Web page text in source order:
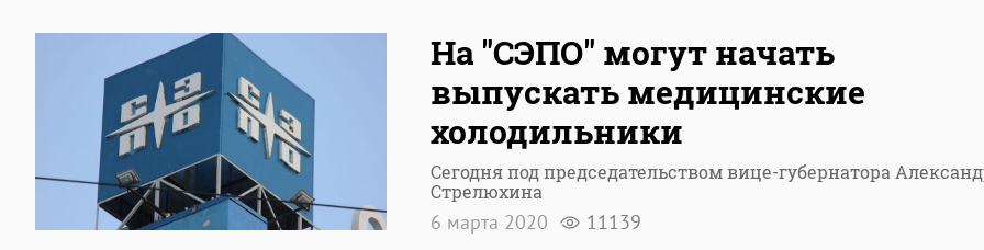
На "СЭПО" могут начать
выпускать медицинские
холодильники
Сегодня под председательством вице-губернатора
Стрелюхина
6 марта 2020 11139